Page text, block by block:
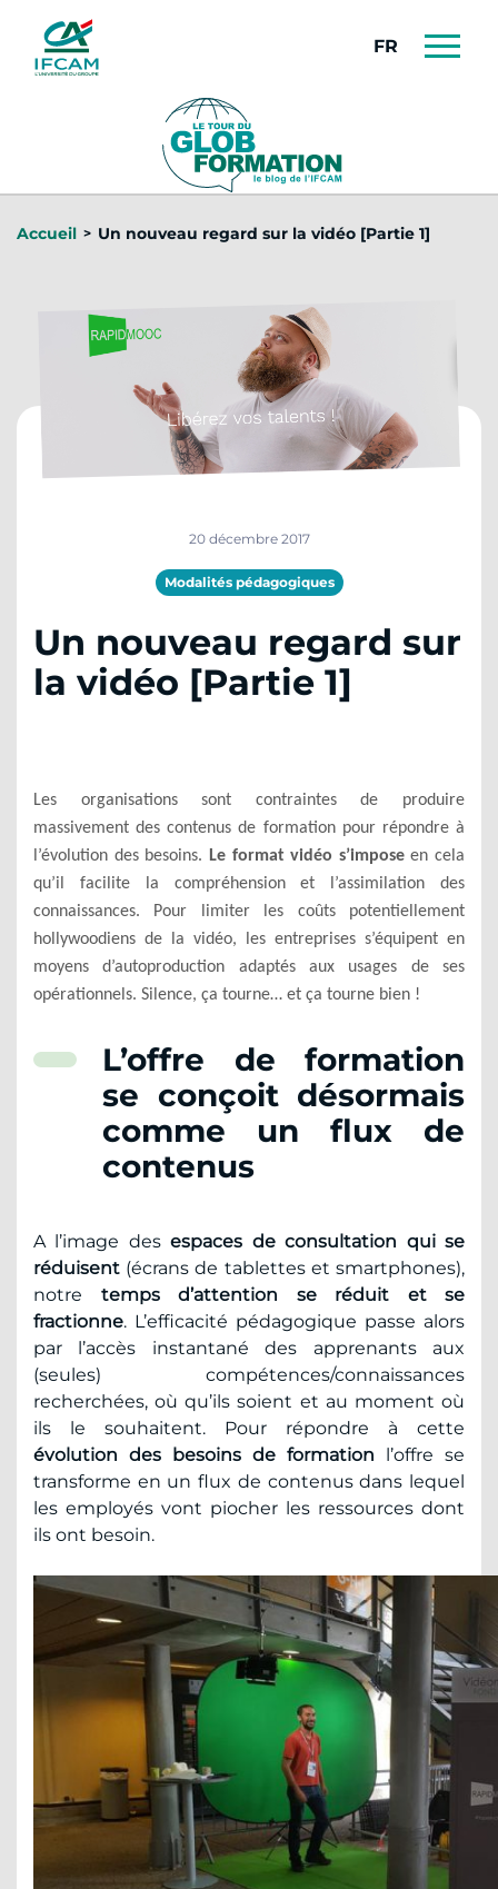
FRANÇAIS
Accueil Un nouveau regard sur la vidéo [Partie 1]
20 décembre 2017
Modalités pédagogiques
Un nouveau regard sur
la vidéo [Partie 1]
Les organisations sont contraintes de produire
massivement des contenus de formation pour répondre à
l’évolution des besoins. Le format vidéo s’imposeen cela
qu’il facilite la compréhension et l’assimilation des
connaissances. Pour limiter les coûts potentiellement
hollywoodiens de la vidéo, les entreprises s’équipent en
moyens d’autoproduction adaptés aux usages de ses
opérationnels. Silence, ça tourne… et ça tourne bien !
L’offre de formation
se conçoit désormais
comme un flux de
contenus
A l’image desespaces de consultation qui se
réduisent (écrans de tablettes et smartphones),
notre temps d’attention se réduit et se
fractionne. L’efficacité pédagogique passe alors
par l’accès instantané des apprenants aux
(seules) compétences/connaissances
recherchées, où qu’ils soient et au moment où
ils le souhaitent. Pour répondre à cette
évolution des besoins de formation l’offre se
transforme en un flux de contenus dans lequel
les employés vont piocher les ressources dont
ils ont besoin.